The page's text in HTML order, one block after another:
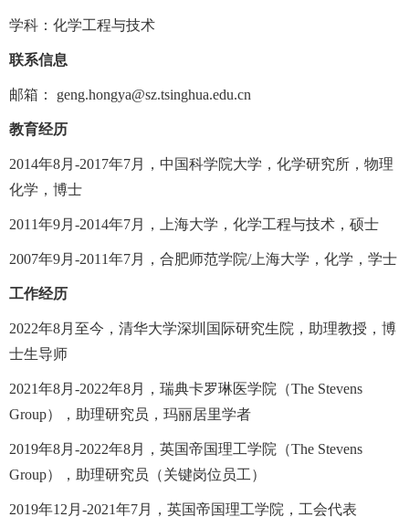
学科：化学工程与技术
联系信息
邮箱： geng.hongya@sz.tsinghua.edu.cn
教育经历
2014年8月 -2017年7月，中国科学院大学，化学研究所，物理
化学，博士
2011年9月 -2014年7月，上海大学，化学工程与技术，硕士
2007年9月 -2011年7月，合肥师范学院/上海大学，化学，学士
工作经历
2022年8月至今，清华大学深圳国际研究生院，助理教授，博
士生导师
2021年8月 -2022年8月，瑞典卡罗琳医学院（The Stevens
Group），助理研究员，玛丽居里学者
2019年8月 -2022年8月，英国帝国理工学院（The Stevens
Group），助理研究员（关键岗位员工）
2019年12 月 -2021年7月，英国帝国理工学院，工会代表